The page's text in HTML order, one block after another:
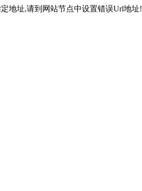
地址,请到网站节点中设置错误Url地址!